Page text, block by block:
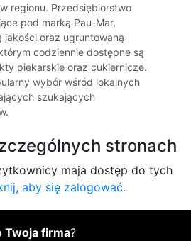
regionu. Przedsiębiorstwo
pod marką Pau-Mar,
jakości oraz ugruntowaną
codziennie dostępne są
piekarskie oraz cukiernicze.
wybór wśród lokalnych
szukających
stronach
maja dostęp do tych
aby się zalogować.
Twoja firma?